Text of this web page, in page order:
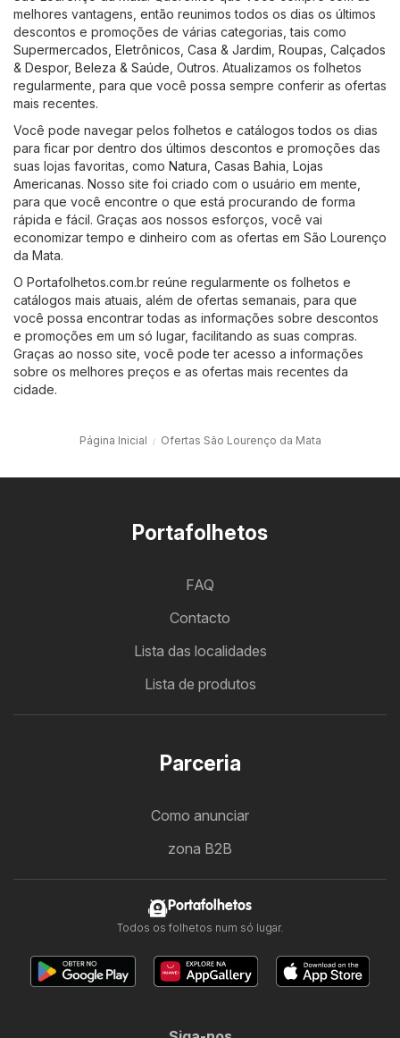
melhores vantagens, então reunimos todos os dias os últimos
descontos e promoções de várias categorias, tais como
Supermercados Eletrônicos Casa & Jardim Roupas, Calçados
& Despor, Beleza & Saúde Outros. Atualizamos os folhetos
regularmente, para que você possa sempre conferir as ofertas
mais recentes.
Você pode navegar pelos folhetos e catálogos todos os dias
para ficar por dentro dos últimos descontos e promoções das
suas lojas favoritas, como Natura Casas Bahia Lojas
Americanas. Nosso site foi criado com o usuário em mente,
para que você encontre o que está procurando de forma
rápida e fácil. Graças aos nossos esforços, você vai
economizar tempo e dinheiro com as ofertas em São Lourenço
da Mata.
O Portafolhetos.com.br reúne regularmente os folhetos e
catálogos mais atuais, além de ofertas semanais, para que
você possa encontrar todas as informações sobre descontos
e promoções em um só lugar, facilitando as suas compras.
Graças ao nosso site, você pode ter acesso a informações
sobre os melhores preços e as ofertas mais recentes da
cidade.
Página Inicial Ofertas São Lourenço da Mata
Portafolhetos
FAQ
Contacto
Lista das localidades
Lista de produtos
Parceria
Como anunciar
zona B2B
Portafolhetos
Todos os folhetos num só lugar.